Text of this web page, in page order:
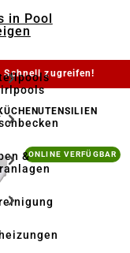
in Pool
&
Schnell zugreifen!
ONLINE VERFÜGBAR